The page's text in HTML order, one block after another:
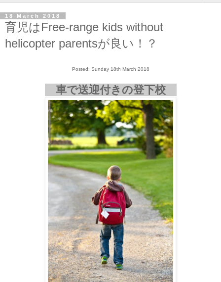
18 March 2018
育児はFree-range kids without
helicopter parentsが良い！？
Posted: Sunday 18th March 2018
車で送迎付きの登下校